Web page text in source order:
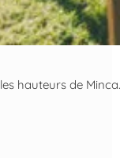
hauteurs de